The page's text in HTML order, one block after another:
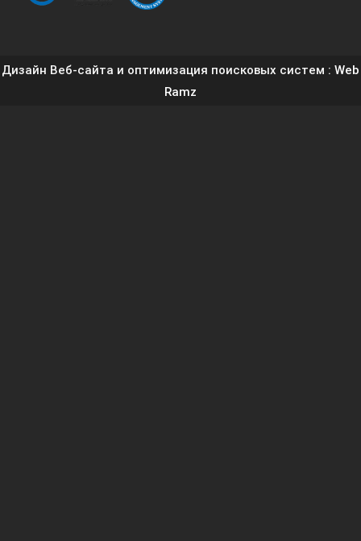
Дизайн Веб-сайта и оптимизация поисковых систем : Web
Ramz